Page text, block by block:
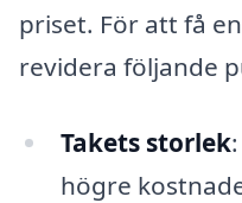
priset. För att få
revidera följande
Takets storlek
högre